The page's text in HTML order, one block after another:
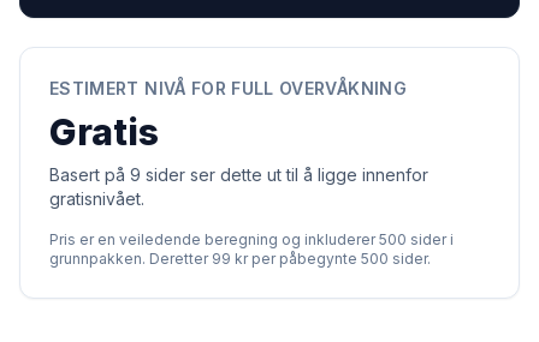
ESTIMERT NIVÅ FOR FULL OVERVÅKNING
Gratis
Basert på 9 sider ser dette ut til å ligge innenfor
gratisnivået.
Pris er en veiledende beregning og inkluderer 500 sider i
grunnpakken. Deretter 99 kr per påbegynte 500 sider.